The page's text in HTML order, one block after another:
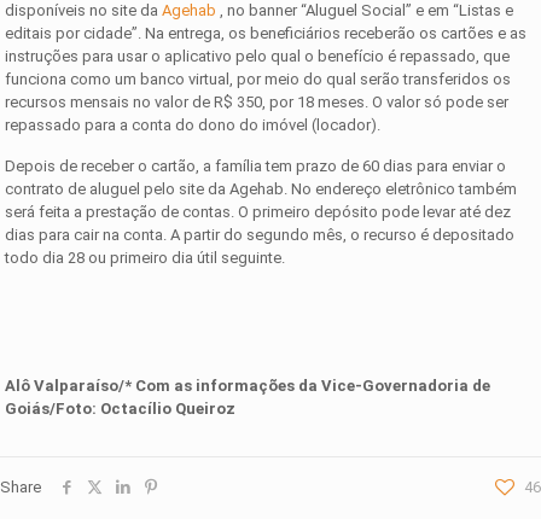
disponíveis no site daAgehab , no banner “Aluguel Social” e em “Listas e
editais por cidade”. Na entrega, os beneficiários receberão os cartões e as
instruções para usar o aplicativo pelo qual o benefício é repassado, que
funciona como um banco virtual, por meio do qual serão transferidos os
recursos mensais no valor de R$ 350, por 18 meses. O valor só pode ser
repassado para a conta do dono do imóvel (locador).
Depois de receber o cartão, a família tem prazo de 60 dias para enviar o
contrato de aluguel pelo site da Agehab. No endereço eletrônico também
será feita a prestação de contas. O primeiro depósito pode levar até dez
dias para cair na conta. A partir do segundo mês, o recurso é depositado
todo dia 28 ou primeiro dia útil seguinte.
Alô Valparaíso/* Com as informações da Vice-Governadoria de
Goiás/Foto: Octacílio Queiroz
Share 46